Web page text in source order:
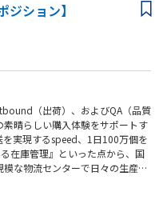
す。
器などを新規導入する際は教育
決
ープランの立案・実施など。
ないよう、トラブルに合わせて
ペレーションマネージャーへの
するミーティングのファシリテ
ます。
になります。
側面から要因を抽出・分析して問
(関数、グラフ), Power Pointを
ができる。）
ジション】
（出荷）、およびQA（品質
晴らしい購入体験をサポートす
実現するspeed、1日100万個を
在庫管理』といった点から、国
な物流センターで日々の生産性
す。今後ますます拡大・発展し
ジションです。